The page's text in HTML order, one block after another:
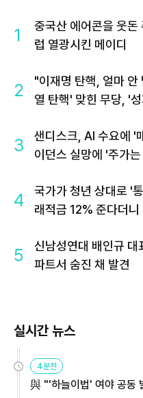
1
중국산 에어콘을 웃돈
럽 열광시킨 메이디
2
"이재명 탄핵, 얼마 안
열 탄핵' 맞힌 무당, '
3
샌디스크, AI 수요에
이던스 실망에 '주가
4
국가가 청년 상대로 '
래적금 12% 준다더
5
신남성연대 배인규
파트서 숨진 채 발견
실시간 뉴스
4분전
與 "'하늘이법' 여야 공동